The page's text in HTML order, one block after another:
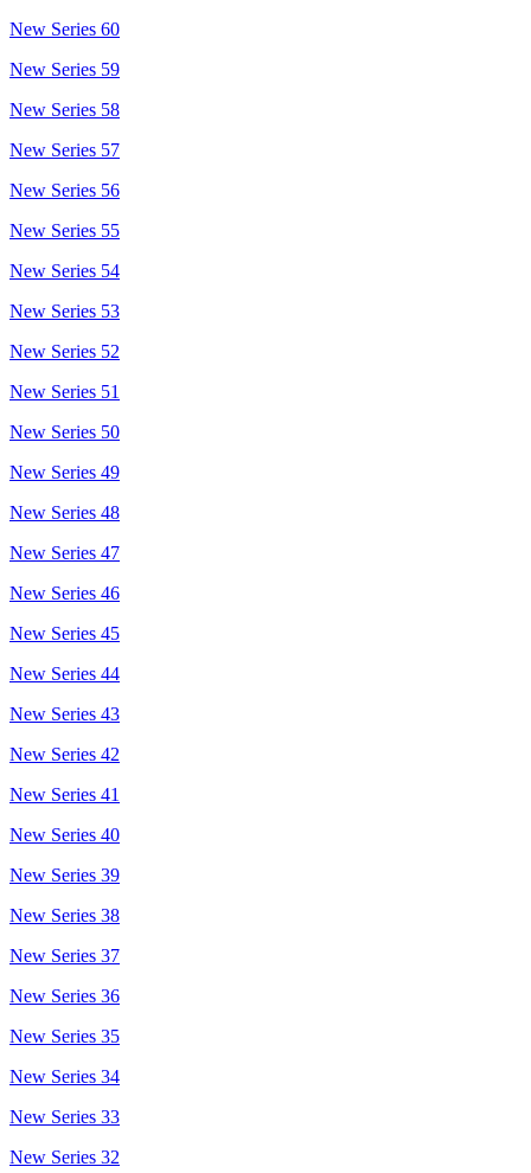
New Series 60
New Series 59
New Series 58
New Series 57
New Series 56
New Series 55
New Series 54
New Series 53
New Series 52
New Series 51
New Series 50
New Series 49
New Series 48
New Series 47
New Series 46
New Series 45
New Series 44
New Series 43
New Series 42
New Series 41
New Series 40
New Series 39
New Series 38
New Series 37
New Series 36
New Series 35
New Series 34
New Series 33
New Series 32